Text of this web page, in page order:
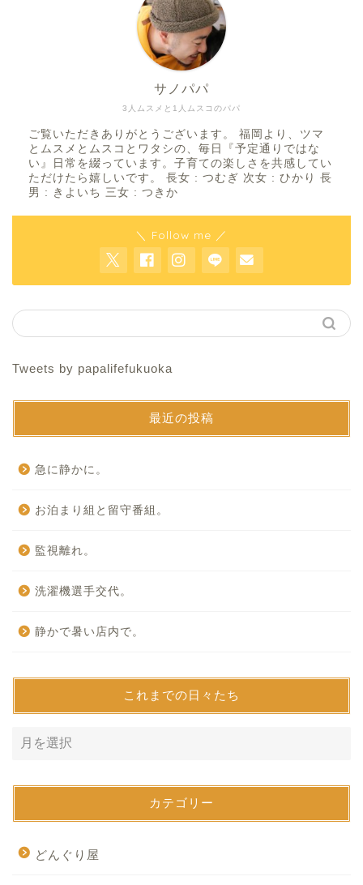
3人ムスメと1人ムスコのパパ
サノパパ
ご覧いただきありがとうございます。 福岡より、ツマ
とムスメとムスコとワタシの、毎日『予定通りではな
い』日常を綴っています。子育ての楽しさを共感してい
ただけたら嬉しいです。 長女 : つむぎ 次女 : ひかり 長
男 : きよいち 三女 : つきか
＼ Follow me ／
Tweets by papalifefukuoka
最近の投稿
急に静かに。
お泊まり組と留守番組。
監視離れ。
洗濯機選手交代。
静かで暑い店内で。
これまでの日々たち
カテゴリー
どんぐり屋